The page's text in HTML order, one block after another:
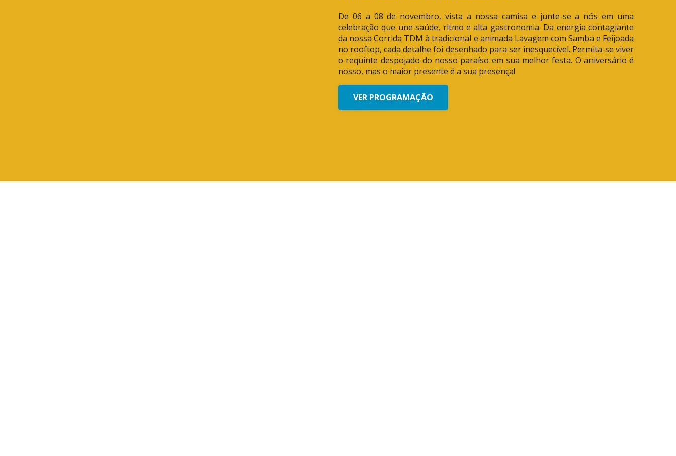
De 06 a 08 de novembro, vista a nossa camisa e junte-se a nós em uma
celebração que une saúde, ritmo e alta gastronomia. Da energia contagiante
da nossa Corrida TDM à tradicional e animada Lavagem com Samba e Feijoada
no rooftop, cada detalhe foi desenhado para ser inesquecível. Permita-se viver
o requinte despojado do nosso paraíso em sua melhor festa. O aniversário é
nosso, mas o maior presente é a sua presença!
VER PROGRAMAÇÃO